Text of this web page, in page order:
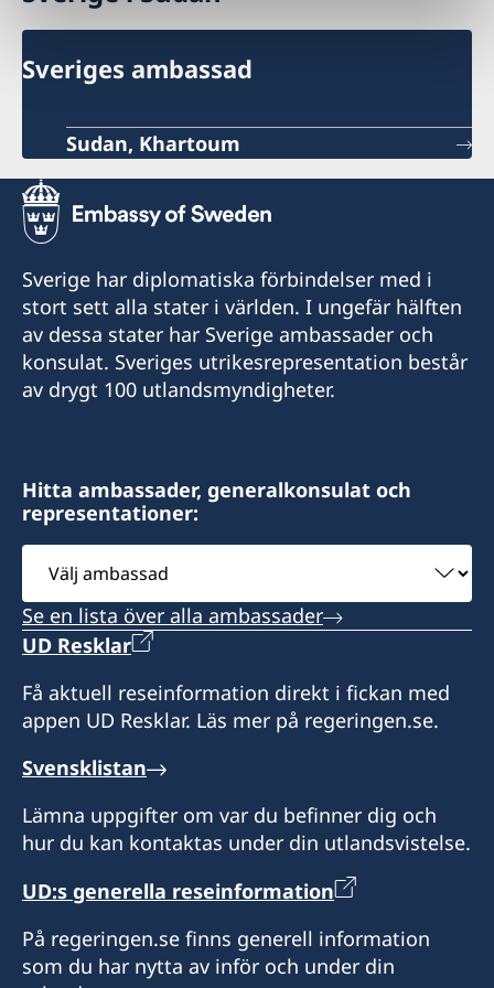
Sveriges ambassad
Sudan, Khartoum
Sverige har diplomatiska förbindelser med i
stort sett alla stater i världen. I ungefär hälften
av dessa stater har Sverige ambassader och
konsulat. Sveriges utrikesrepresentation består
av drygt 100 utlandsmyndigheter.
Hitta ambassader, generalkonsulat och
representationer:
Välj
ambassad
Se en lista över alla ambassader
UD Resklar
Få aktuell reseinformation direkt i fickan med
appen UD Resklar. Läs mer på regeringen.se.
Svensklistan
Lämna uppgifter om var du befinner dig och
hur du kan kontaktas under din utlandsvistelse.
UD:s generella reseinformation
På regeringen.se finns generell information
som du har nytta av inför och under din